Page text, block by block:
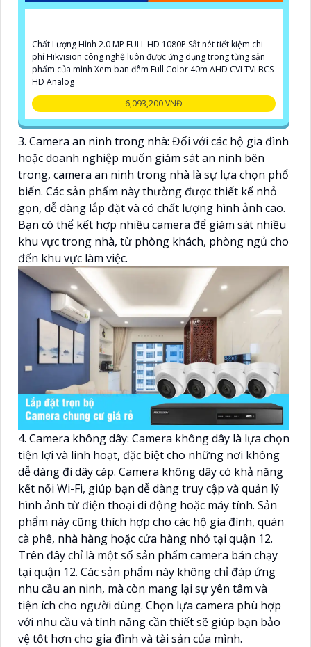
Chất Lượng Hình 2.0 MP FULL HD 1080P Sắt nét tiết kiệm chi
phí Hikvision công nghệ luôn được ứng dụng trong từng sản
phẩm của mình Xem ban đêm Full Color 40m AHD CVI TVI BCS
HD Analog
6,093,200 VNĐ
3. Camera an ninh trong nhà: Đối với các hộ gia đình
hoặc doanh nghiệp muốn giám sát an ninh bên
trong, camera an ninh trong nhà là sự lựa chọn phổ
biến. Các sản phẩm này thường được thiết kế nhỏ
gọn, dễ dàng lắp đặt và có chất lượng hình ảnh cao.
Bạn có thể kết hợp nhiều camera để giám sát nhiều
khu vực trong nhà, từ phòng khách, phòng ngủ cho
đến khu vực làm việc.
4. Camera không dây: Camera không dây là lựa chọn
tiện lợi và linh hoạt, đặc biệt cho những nơi không
dễ dàng đi dây cáp. Camera không dây có khả năng
kết nối Wi-Fi, giúp bạn dễ dàng truy cập và quản lý
hình ảnh từ điện thoại di động hoặc máy tính. Sản
phẩm này cũng thích hợp cho các hộ gia đình, quán
cà phê, nhà hàng hoặc cửa hàng nhỏ tại quận 12.
Trên đây chỉ là một số sản phẩm camera bán chạy
tại quận 12. Các sản phẩm này không chỉ đáp ứng
nhu cầu an ninh, mà còn mang lại sự yên tâm và
tiện ích cho người dùng. Chọn lựa camera phù hợp
với nhu cầu và tính năng cần thiết sẽ giúp bạn bảo
vệ tốt hơn cho gia đình và tài sản của mình.